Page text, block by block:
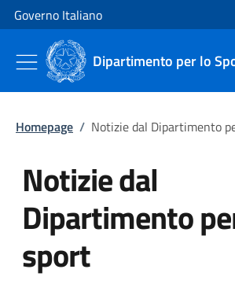
Vai al contenuto
Vai alla navigazione del sito
Governo Italiano
Dipartimento per lo
Homepage / Notizie dal Dipartimento
Notizie dal
Dipartimento
sport